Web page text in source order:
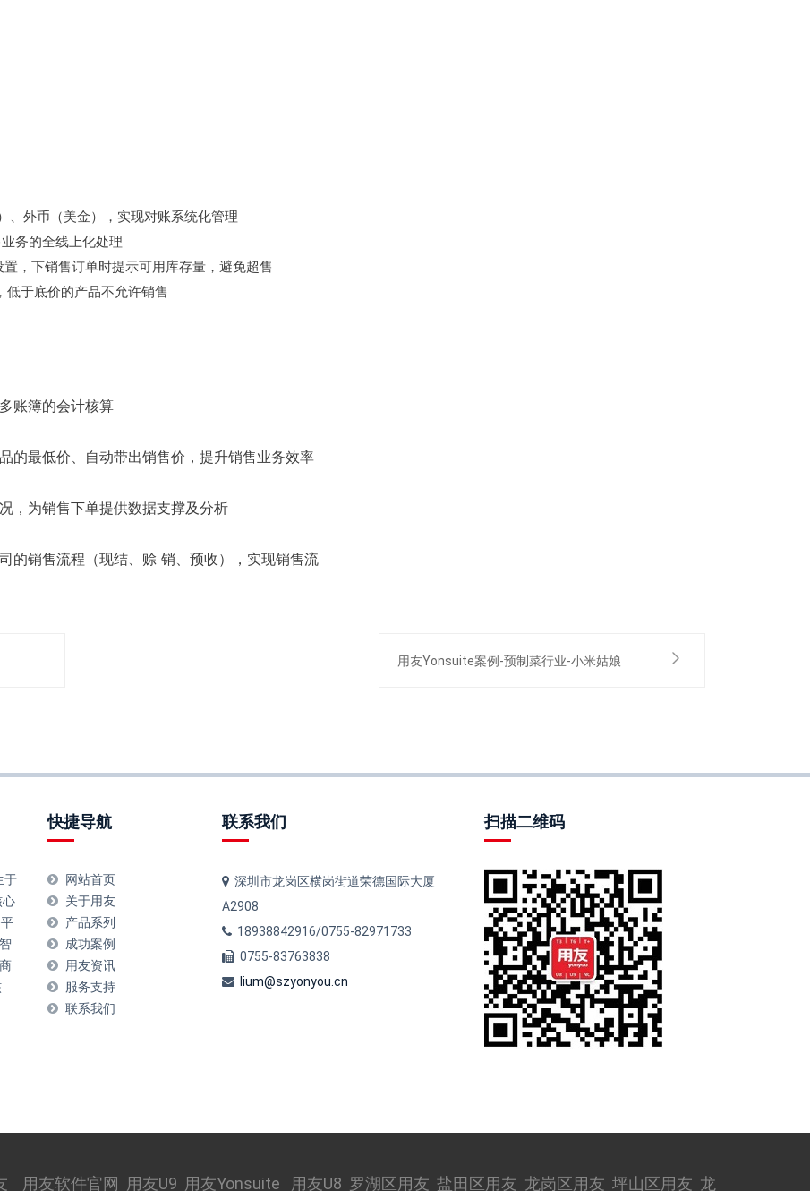
、外币（美金），实现对账系统化管理
务的全线上化处理
，下销售订单时提示可用库存量，避免超售
低于底价的产品不允许销售
账簿的会计核算
的最低价、自动带出销售价，提升销售业务效率
，为销售下单提供数据支撑及分析
的销售流程（现结、赊 销、预收），实现销售流
用友Yonsuite案例-预制菜行业-小米姑娘
于
心
快捷导航
网站首页
关于用友
产品系列
成功案例
用友资讯
服务支持
联系我们
联系我们
深圳市龙岗区横岗街道荣德国际大厦
A2908
18938842916/0755-82971733
0755-83763838
lium@szyonyou.cn
扫描二维码
用友软件官网 用友U9 用友Yonsuite 用友U8 罗湖区用友 盐田区用友 龙岗区用友 坪山区用友 龙